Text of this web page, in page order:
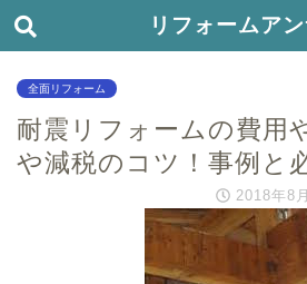
リフォームア
全面リフォーム
耐震リフォームの費用
や減税のコツ！事例と
2018年8